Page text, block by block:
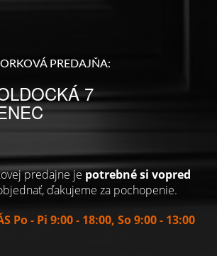
PREDAJŇA:
7
predajne jepotrebné si vopred
ďakujeme za pochopenie.
Po - Pi 9:00 - 18:00, So 9:00 - 13:00